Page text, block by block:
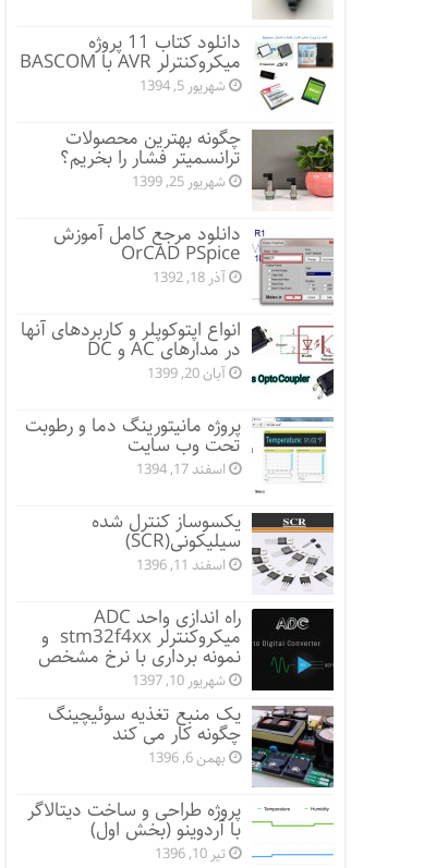
دانلود کتاب 11 پروژه
میکروکنترلر AVR با BASCOM
شهریور 5, 1394
چگونه بهترین محصولات
ترانسمیتر فشار را بخریم؟
شهریور 25, 1399
دانلود مرجع کامل آموزش
OrCAD PSpice
آذر 18, 1392
انواع اپتوکوپلر و کاربردهای آنها
در مدارهای AC و DC
آبان 20, 1399
پروژه مانيتورينگ دما و رطوبت
تحت وب سایت
اسفند 17, 1394
یکسوساز کنترل شده
سیلیکونی(SCR)
اسفند 11, 1396
راه اندازی واحد ADC
میکروکنترلر stm32f4xx و
نمونه برداری با نرخ مشخص
شهریور 10, 1397
یک منبع تغذیه سوئیچینگ
چگونه کار می کند
بهمن 6, 1396
پروژه طراحی و ساخت دیتالاگر
با آردوینو (بخش اول)
تیر 10, 1396